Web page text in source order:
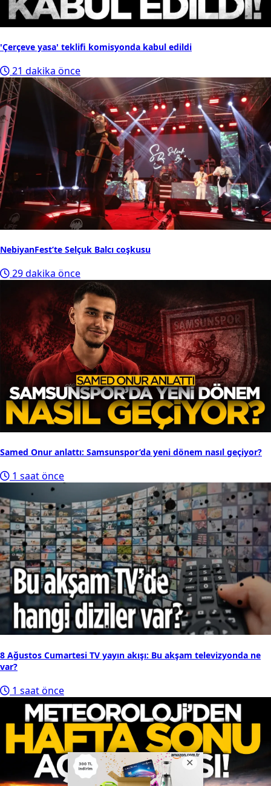
'Çerçeve yasa' teklifi komisyonda kabul edildi
21 dakika önce
NebiyanFest’te Selçuk Balcı coşkusu
29 dakika önce
Samed Onur anlattı: Samsunspor’da yeni dönem nasıl geçiyor?
1 saat önce
8 Ağustos Cumartesi TV yayın akışı: Bu akşam televizyonda ne
var?
1 saat önce